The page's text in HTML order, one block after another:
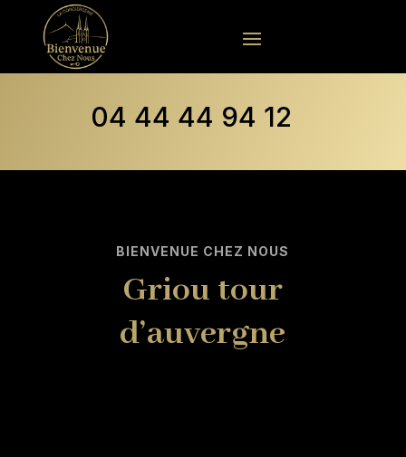
04 44 44 94 12
BIENVENUE CHEZ NOUS
Griou tour
d’auvergne